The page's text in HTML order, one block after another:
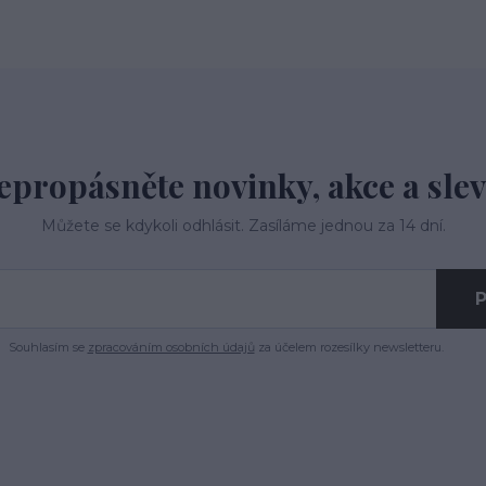
novinky, akce a
Můžete se kdykoli odhlásit. Zasíláme jednou za 14 dní.
Souhlasím se zpracováním osobních údajů za účelem rozesílky newsletteru.